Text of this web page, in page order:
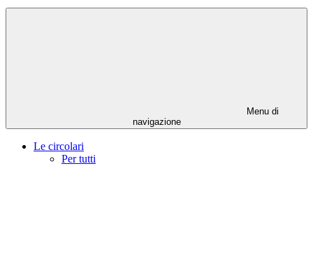
Menu di
navigazione
Le circolari
Per tutti